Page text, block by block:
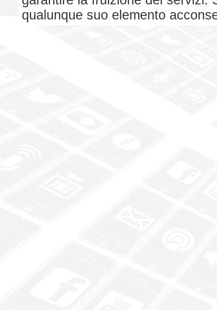
qualunque suo elemento